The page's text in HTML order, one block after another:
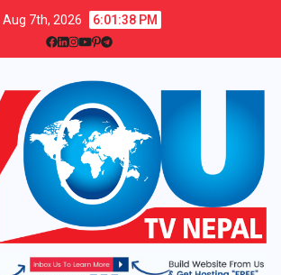
Aug 7th, 2026 6:01:38 PM